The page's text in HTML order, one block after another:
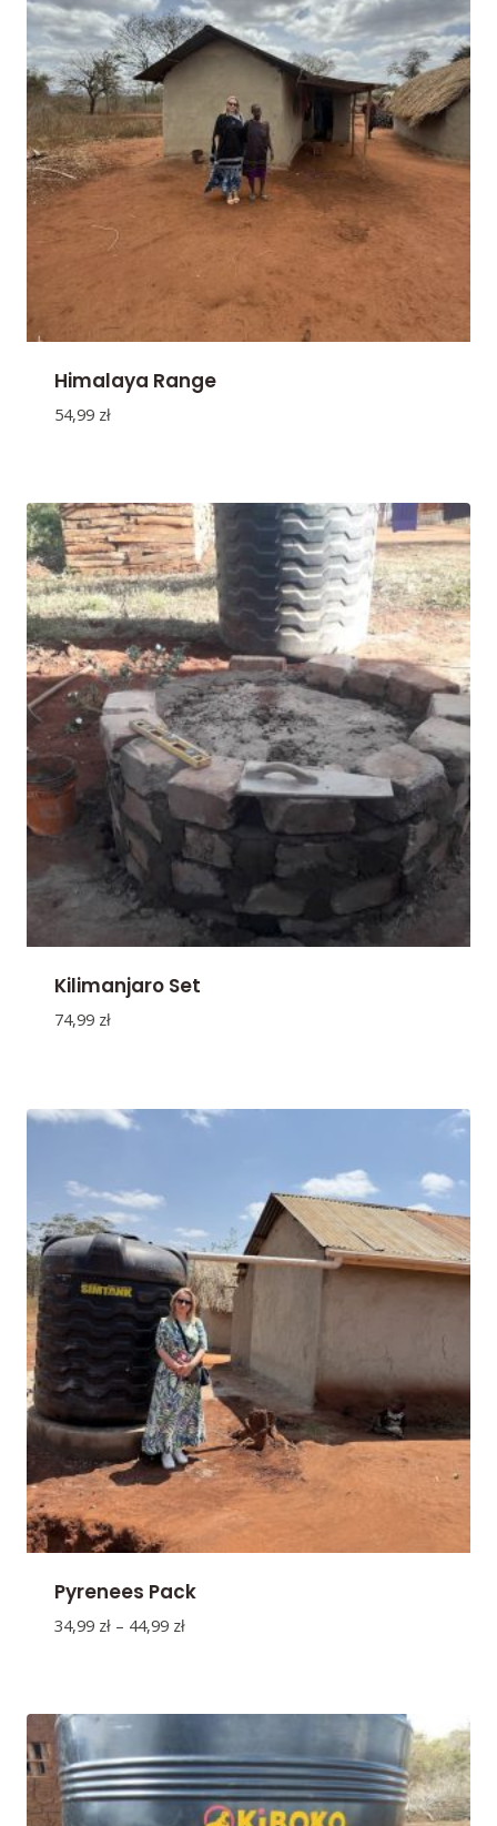
Himalaya Range
54,99 zł
Kilimanjaro Set
74,99 zł
Pyrenees Pack
34,99 zł – 44,99 złZakres
44,99 zł